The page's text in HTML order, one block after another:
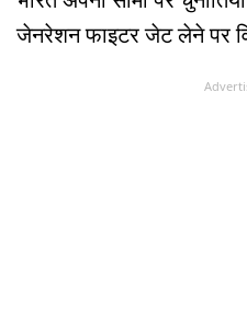
जेनरेशन फाइटर जेट लेने पर